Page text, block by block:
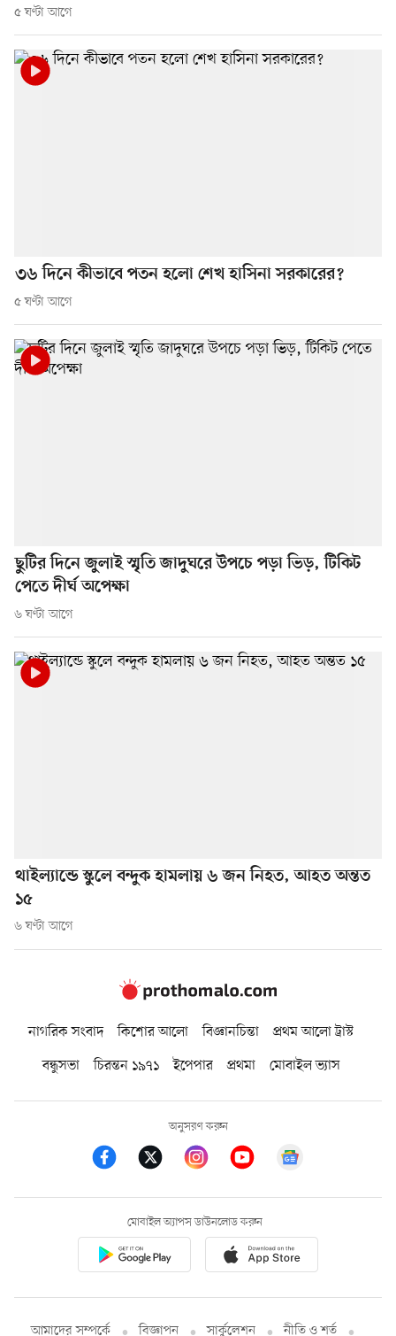
৫ ঘণ্টা আগে
৩৬ দিনে কীভাবে পতন হলো শেখ হাসিনা সরকারের?
৫ ঘণ্টা আগে
ছুটির দিনে জুলাই স্মৃতি জাদুঘরে উপচে পড়া ভিড়, টিকিট
পেতে দীর্ঘ অপেক্ষা
৬ ঘণ্টা আগে
থাইল্যান্ডে স্কুলে বন্দুক হামলায় ৬ জন নিহত, আহত অন্তত
১৫
৬ ঘণ্টা আগে
নাগরিক সংবাদ কিশোর আলো বিজ্ঞানচিন্তা
প্রথম আলো ট্রাস্ট
বন্ধুসভা
চিরন্তন ১৯৭১ ইপেপার প্রথমা মোবাইল ভ্যাস
অনুসরণ করুন
মোবাইল অ্যাপস ডাউনলোড করুন
আমাদের সম্পর্কে বিজ্ঞাপন সার্কুলেশন নীতি ও শর্ত